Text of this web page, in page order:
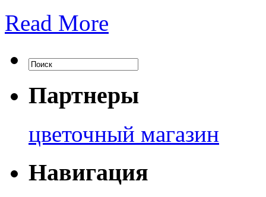
Read More
Партнеры
цветочный магазин
Навигация